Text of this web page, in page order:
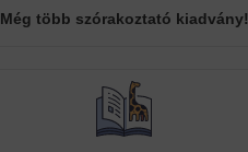
Még több szórakoztató kiadvány!